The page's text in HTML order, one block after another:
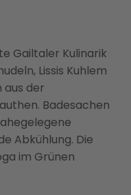
Gailtaler Kulinarik
Lissis Kuhlem
aus der
Badesachen
Abkühlung. Die
im Grünen